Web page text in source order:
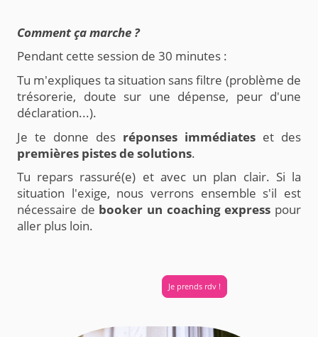
Comment ça marche ?
Pendant cette session de 30 minutes :
Tu m'expliques ta situation sans filtre (problème de
trésorerie, doute sur une dépense, peur d'une
déclaration...).
Je te donne des réponses immédiates et des
premières pistes de solutions.
Tu repars rassuré(e) et avec un plan clair. Si la
situation l'exige, nous verrons ensemble s'il est
nécessaire de booker un coaching express pour
aller plus loin.
Je prends rdv !